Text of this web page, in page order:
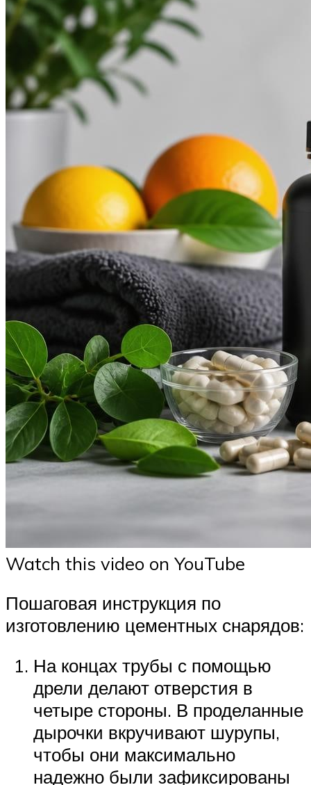
Watch this video on YouTube
Пошаговая инструкция по
изготовлению цементных снарядов:
На концах трубы с помощью
дрели делают отверстия в
четыре стороны. В проделанные
дырочки вкручивают шурупы,
чтобы они максимально
надежно были зафиксированы